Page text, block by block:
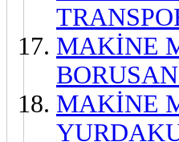
MAKİNE
MAKİNE